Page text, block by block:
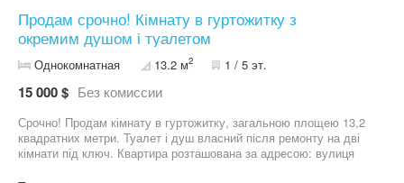
Продам срочно! Кімнату в гуртожитку з
окремим душом і туалетом
Однокомнатная 13.2 м2 1 / 5 эт.
15 000 $ Без комиссии
Срочно! Продам кімнату в гуртожитку, загальною площею 13,2
квадратних метри. Туалет і душ власний після ремонту на дві
кімнати під ключ. Квартира розташована за адресою: вулиця